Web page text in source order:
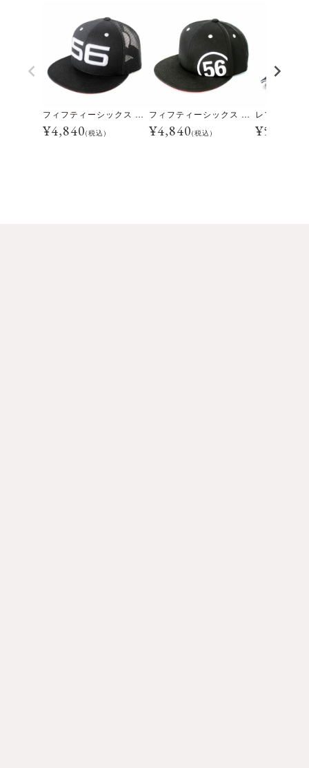
フィフティーシックス レーシング チーム メッシュ キャップ
¥4,840(税込)
フィフティーシックス レーシング チーム サークル キャップ
¥4,840(税込) ¥5,390